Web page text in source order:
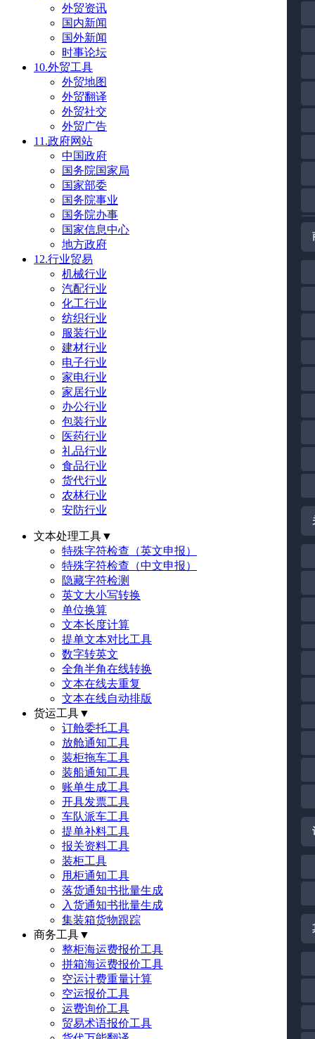
外贸资讯
国内新闻
国外新闻
时事论坛
10.外贸工具
外贸地图
外贸翻译
外贸社交
外贸广告
11.政府网站
中国政府
国务院国家局
国家部委
国务院事业
国务院办事
国家信息中心
地方政府
12.行业贸易
机械行业
汽配行业
化工行业
纺织行业
服装行业
建材行业
电子行业
家电行业
家居行业
办公行业
包装行业
医药行业
礼品行业
食品行业
货代行业
农林行业
安防行业
文本处理工具▼
特殊字符检查（英文申报）
特殊字符检查（中文申报）
隐藏字符检测
英文大小写转换
单位换算
文本长度计算
提单文本对比工具
数字转英文
全角半角在线转换
文本在线去重复
文本在线自动排版
货运工具▼
订舱委托工具
放舱通知工具
装柜拖车工具
装船通知工具
账单生成工具
开具发票工具
车队派车工具
提单补料工具
报关资料工具
装柜工具
甩柜通知工具
落货通知书批量生成
入货通知书批量生成
集装箱货物跟踪
商务工具▼
整柜海运费报价工具
拼箱海运费报价工具
空运计费重量计算
空运报价工具
运费询价工具
贸易术语报价工具